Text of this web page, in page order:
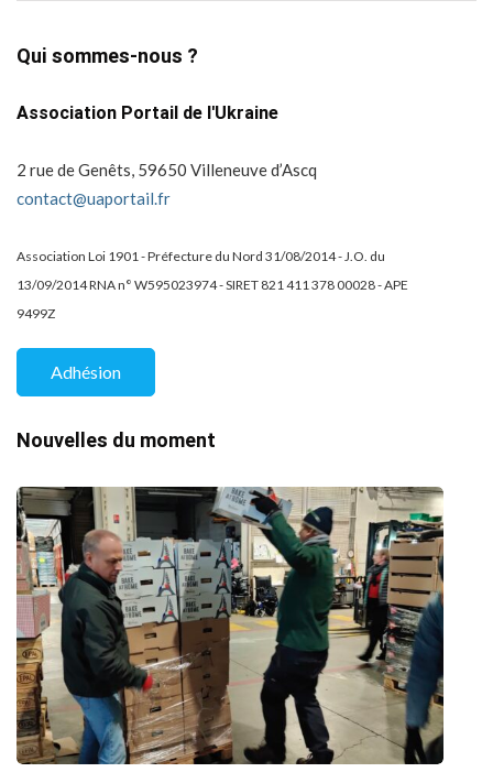
Qui sommes-nous ?
Association Portail de l'Ukraine
2 rue de Genêts, 59650 Villeneuve d’Ascq
contact@uaportail.fr
Association Loi 1901 - Préfecture du Nord 31/08/2014 - J.O. du
13/09/2014 RNA n° W595023974 - SIRET 821 411 378 00028 - APE
9499Z
Adhésion
Nouvelles du moment